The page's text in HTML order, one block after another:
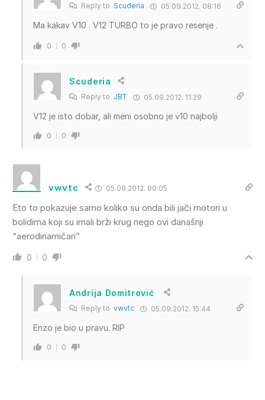
Reply to Scuderia 05.09.2012. 08:16
Ma kakav V10 . V12 TURBO to je pravo resenje .
0 0
Scuderia
Reply to JBT 05.09.2012. 11:29
V12 je isto dobar, ali meni osobno je v10 najbolji
0 0
vwvtc 05.09.2012. 00:05
Eto to pokazuje samo koliko su onda bili jači motori u
bolidima koji su imali brži krug nego ovi današnji
“aerodinamičari”
0 0
Andrija Domitrović
Reply to vwvtc 05.09.2012. 15:44
Enzo je bio u pravu. RIP
0 0